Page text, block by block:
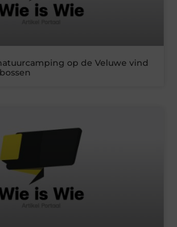
op de Veluwe vind